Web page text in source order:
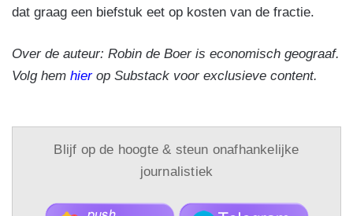
dat graag een biefstuk eet op kosten van de fractie.
Over de auteur: Robin de Boer is economisch geograaf.
Volg hem hierop Substack voor exclusieve content.
Blijf op de hoogte & steun onafhankelijke
journalistiek